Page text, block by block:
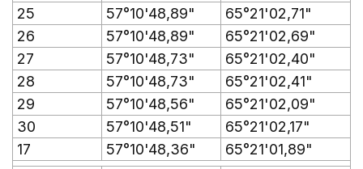
25
57°10'48,89"
65°21'02,71"
26
57°10'48,89"
65°21'02,69"
27
57°10'48,73"
65°21'02,40"
28
57°10'48,73"
65°21'02,41"
29
57°10'48,56"
65°21'02,09"
30
57°10'48,51"
65°21'02,17"
17
57°10'48,36"
65°21'01,89"